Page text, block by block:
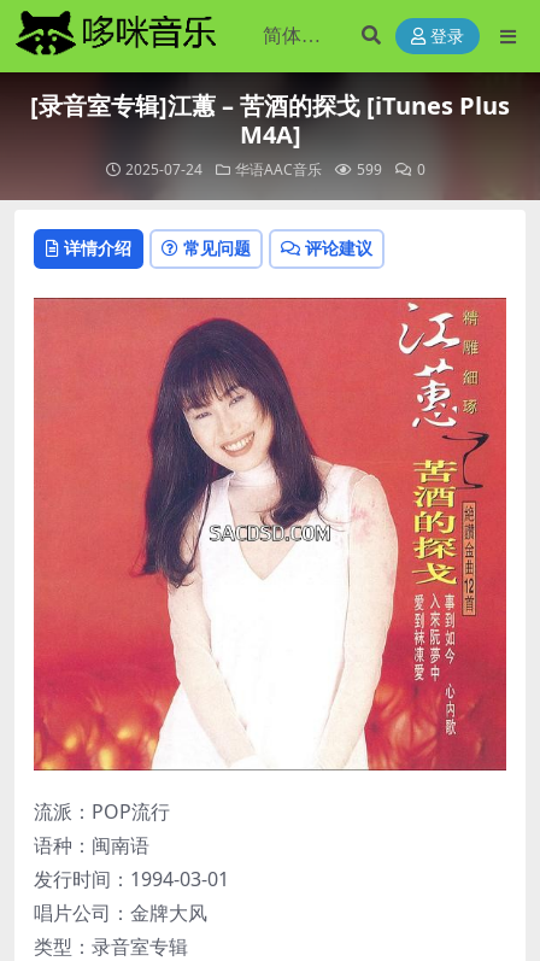
登录
[录音室专辑]江蕙 – 苦酒的探戈 [iTunes Plus
M4A]
2025-07-24 华语AAC音乐 599 0
详情介绍 常见问题 评论建议
流派：POP流行
语种：闽南语
发行时间：1994-03-01
唱片公司：金牌大风
类型：录音室专辑